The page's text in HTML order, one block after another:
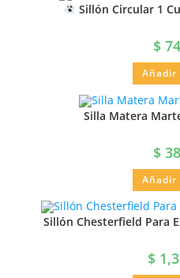
Sillón Circular 1
$
Silla Matera
$
Sillón Chesterfield Para
$